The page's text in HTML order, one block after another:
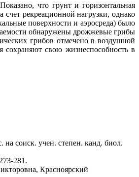
что грунт и горизонтальная
рекреационной нагрузки, однако
поверхности и аэросреда) было
обнаружены дрожжевые грибы
грибов отмечено в воздушной
сохраняют свою жизнеспособность в
соиск. учен. степен. канд. биол.
281.
Красноярский